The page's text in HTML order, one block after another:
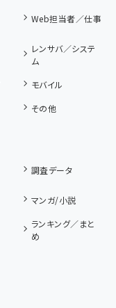
Web担当者／仕事
レンサバ／システ
ム
モバイル
その他
調査データ
マンガ/小説
ランキング／まと
め